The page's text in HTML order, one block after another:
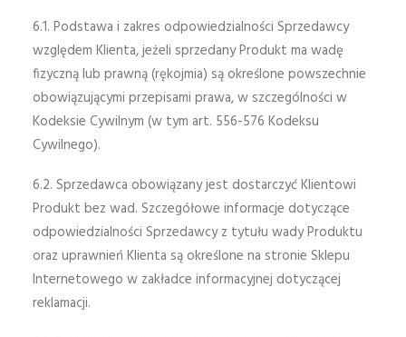
6.1. Podstawa i zakres odpowiedzialności Sprzedawcy
względem Klienta, jeżeli sprzedany Produkt ma wadę
fizyczną lub prawną (rękojmia) są określone powszechnie
obowiązującymi przepisami prawa, w szczególności w
Kodeksie Cywilnym (w tym art. 556-576 Kodeksu
Cywilnego).
6.2. Sprzedawca obowiązany jest dostarczyć Klientowi
Produkt bez wad. Szczegółowe informacje dotyczące
odpowiedzialności Sprzedawcy z tytułu wady Produktu
oraz uprawnień Klienta są określone na stronie Sklepu
Internetowego w zakładce informacyjnej dotyczącej
reklamacji.